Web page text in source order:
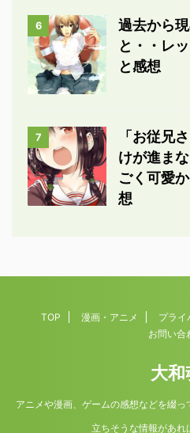
6
過去から
と・・レ
と感想
7
「お従兄
けが進ま
ごく可愛
想
TOP 漫画・アニメ プライ
お問い合
大和
アニメや漫画、ゲームの感想などを綴
立ちそうな情報があれ